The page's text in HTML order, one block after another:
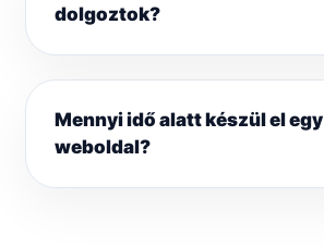
dolgoztok?
Mennyi idő alatt készül el egy
weboldal?